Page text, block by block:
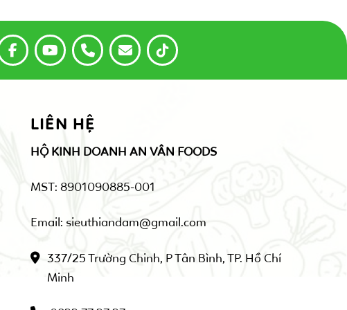
LIÊN HỆ
HỘ KINH DOANH AN VÂN FOODS
MST: 8901090885-001
Email: sieuthiandam@gmail.com
337/25 Trường Chinh, P Tân Bình, TP. Hồ Chí
Minh